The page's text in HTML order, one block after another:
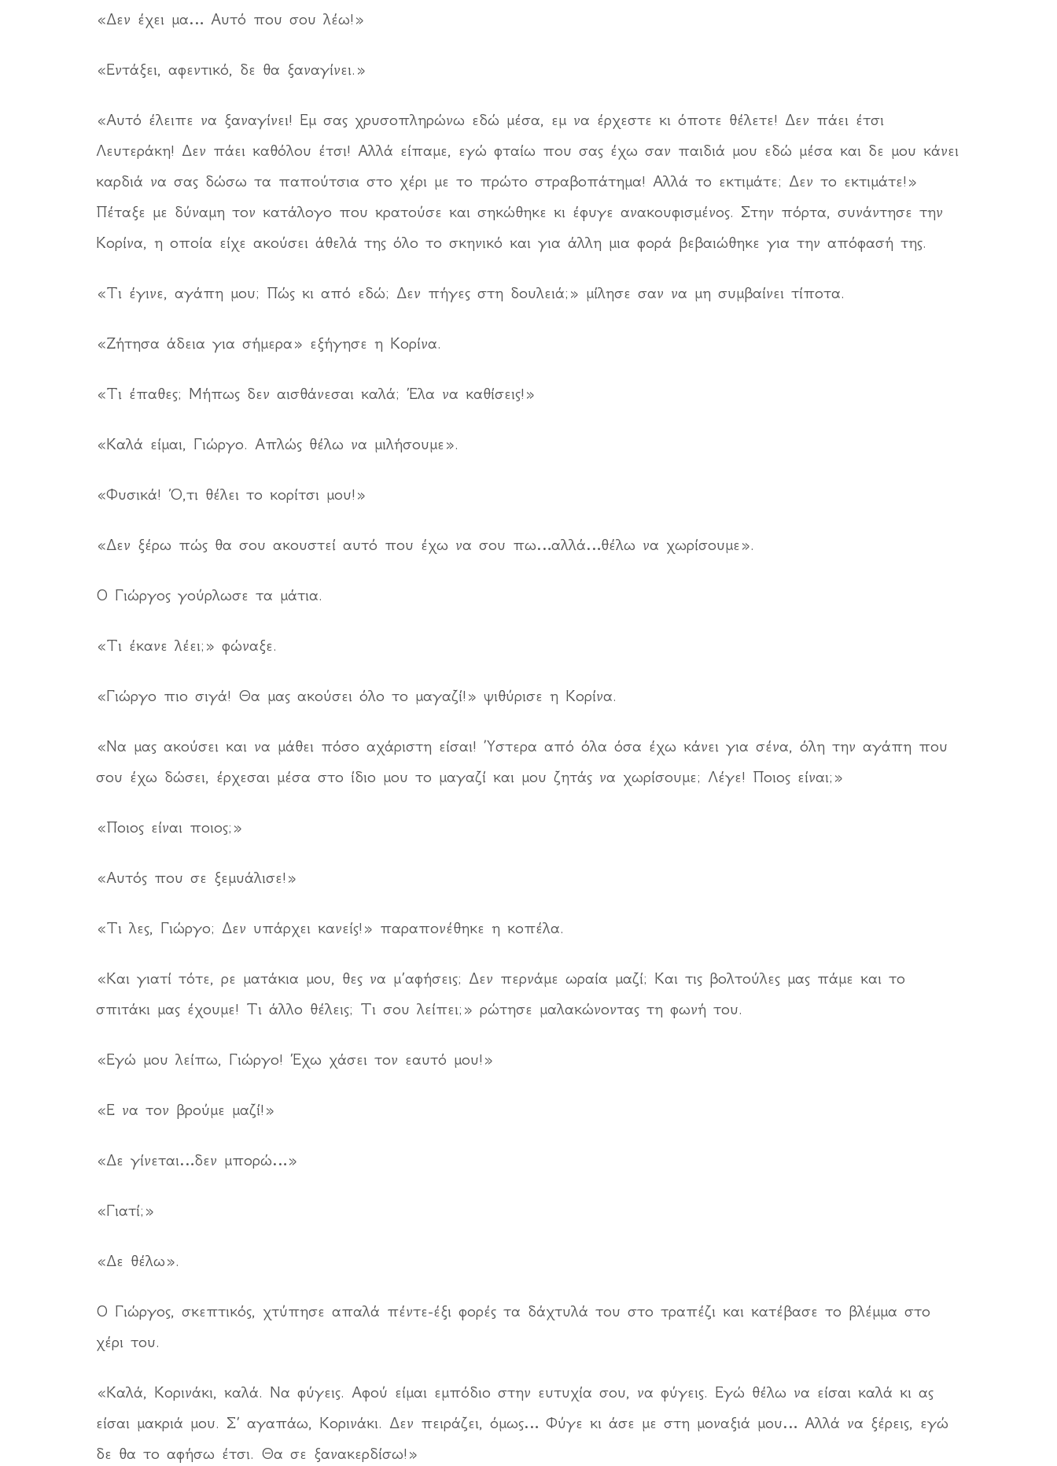
«Δεν έχει μα… Αυτό που σου λέω!»
«Εντάξει, αφεντικό, δε θα ξαναγίνει.»
«Αυτό έλειπε να ξαναγίνει! Εμ σας χρυσοπληρώνω εδώ μέσα, εμ να έρχεστε κι όποτε θέλετε! Δεν πάει έτσι
Λευτεράκη! Δεν πάει καθόλου έτσι! Αλλά είπαμε, εγώ φταίω που σας έχω σαν παιδιά μου εδώ μέσα και δε μου κάνει
καρδιά να σας δώσω τα παπούτσια στο χέρι με το πρώτο στραβοπάτημα! Αλλά το εκτιμάτε; Δεν το εκτιμάτε!»
Πέταξε με δύναμη τον κατάλογο που κρατούσε και σηκώθηκε κι έφυγε ανακουφισμένος. Στην πόρτα, συνάντησε την
Κορίνα, η οποία είχε ακούσει άθελά της όλο το σκηνικό και για άλλη μια φορά βεβαιώθηκε για την απόφασή της.
«Τι έγινε, αγάπη μου; Πώς κι από εδώ; Δεν πήγες στη δουλειά;» μίλησε σαν να μη συμβαίνει τίποτα.
«Ζήτησα άδεια για σήμερα» εξήγησε η Κορίνα.
«Τι έπαθες; Μήπως δεν αισθάνεσαι καλά; Έλα να καθίσεις!»
«Καλά είμαι, Γιώργο. Απλώς θέλω να μιλήσουμε».
«Φυσικά! Ό,τι θέλει το κορίτσι μου!»
«Δεν ξέρω πώς θα σου ακουστεί αυτό που έχω να σου πω…αλλά…θέλω να χωρίσουμε».
Ο Γιώργος γούρλωσε τα μάτια.
«Τι έκανε λέει;» φώναξε.
«Γιώργο πιο σιγά! Θα μας ακούσει όλο το μαγαζί!» ψιθύρισε η Κορίνα.
«Να μας ακούσει και να μάθει πόσο αχάριστη είσαι! Ύστερα από όλα όσα έχω κάνει για σένα, όλη την αγάπη που
σου έχω δώσει, έρχεσαι μέσα στο ίδιο μου το μαγαζί και μου ζητάς να χωρίσουμε; Λέγε! Ποιος είναι;»
«Ποιος είναι ποιος;»
«Αυτός που σε ξεμυάλισε!»
«Τι λες, Γιώργο; Δεν υπάρχει κανείς!» παραπονέθηκε η κοπέλα.
«Και γιατί τότε, ρε ματάκια μου, θες να μ’αφήσεις; Δεν περνάμε ωραία μαζί; Και τις βολτούλες μας πάμε και το
σπιτάκι μας έχουμε! Τι άλλο θέλεις; Τι σου λείπει;» ρώτησε μαλακώνοντας τη φωνή του.
«Εγώ μου λείπω, Γιώργο! Έχω χάσει τον εαυτό μου!»
«Ε να τον βρούμε μαζί!»
«Δε γίνεται…δεν μπορώ…»
«Γιατί;»
«Δε θέλω».
Ο Γιώργος, σκεπτικός, χτύπησε απαλά πέντε-έξι φορές τα δάχτυλά του στο τραπέζι και κατέβασε το βλέμμα στο
χέρι του.
«Καλά, Κορινάκι, καλά. Να φύγεις. Αφού είμαι εμπόδιο στην ευτυχία σου, να φύγεις. Εγώ θέλω να είσαι καλά κι ας
είσαι μακριά μου. Σ’ αγαπάω, Κορινάκι. Δεν πειράζει, όμως… Φύγε κι άσε με στη μοναξιά μου… Αλλά να ξέρεις, εγώ
δε θα το αφήσω έτσι. Θα σε ξανακερδίσω!»